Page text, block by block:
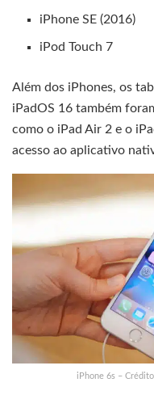
iPhone SE (2016)
iPod Touch 7
Além dos iPhones, os
iPadOS 16 também
como o iPad Air 2 e o
acesso ao aplicativo
iPhone 6s –